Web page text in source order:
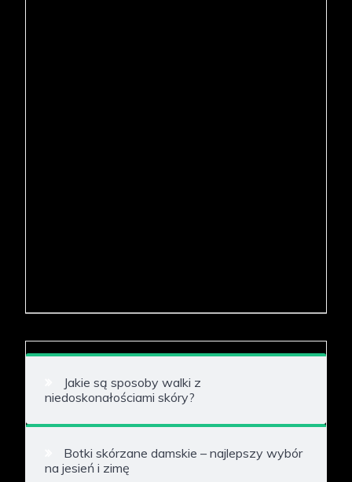
Jakie są sposoby walki z
niedoskonałościami skóry?
Botki skórzane damskie – najlepszy wybór
na jesień i zimę